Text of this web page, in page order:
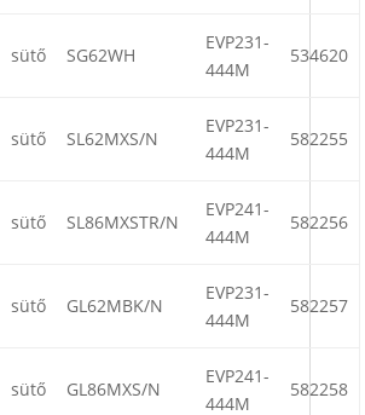
sütő SG62WH
EVP231-
444M
534620
sütő SL62MXS/N
EVP231-
444M
582255
sütő SL86MXSTR/N
EVP241-
444M
582256
sütő GL62MBK/N
EVP231-
444M
582257
sütő GL86MXS/N
EVP241-
444M
582258